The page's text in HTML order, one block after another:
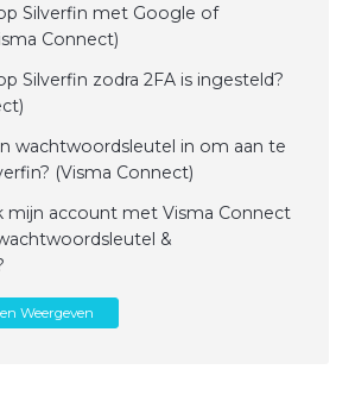
Silverfin met Google of
Connect)
Silverfin zodra 2FA is ingesteld?
wachtwoordsleutel in om aan te
(Visma Connect)
mijn account met Visma Connect
&
Weergeven